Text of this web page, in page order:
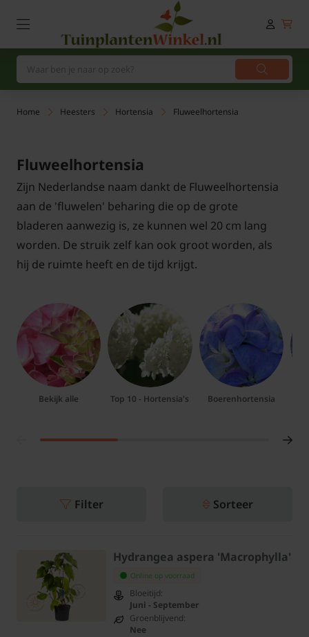
Home Heesters Hortensia Fluweelhortensia
Fluweelhortensia
Zijn Nederlandse naam dankt de Fluweelhortensia
aan de 'fluwelen' beharing die op de grote
bladeren aanwezig is, ze kunnen wel 20 cm lang
worden. De struik zelf kan ook groot worden, als
hij de ruimte heeft en de tijd krijgt.
Bekijk alle Top 10 - Hortensia's Boerenhortensia
Filter Sorteer
Hydrangea aspera 'Macrophylla'
Online op voorraad
Bloeitijd:
Juni - September
Groenblijvend:
Nee